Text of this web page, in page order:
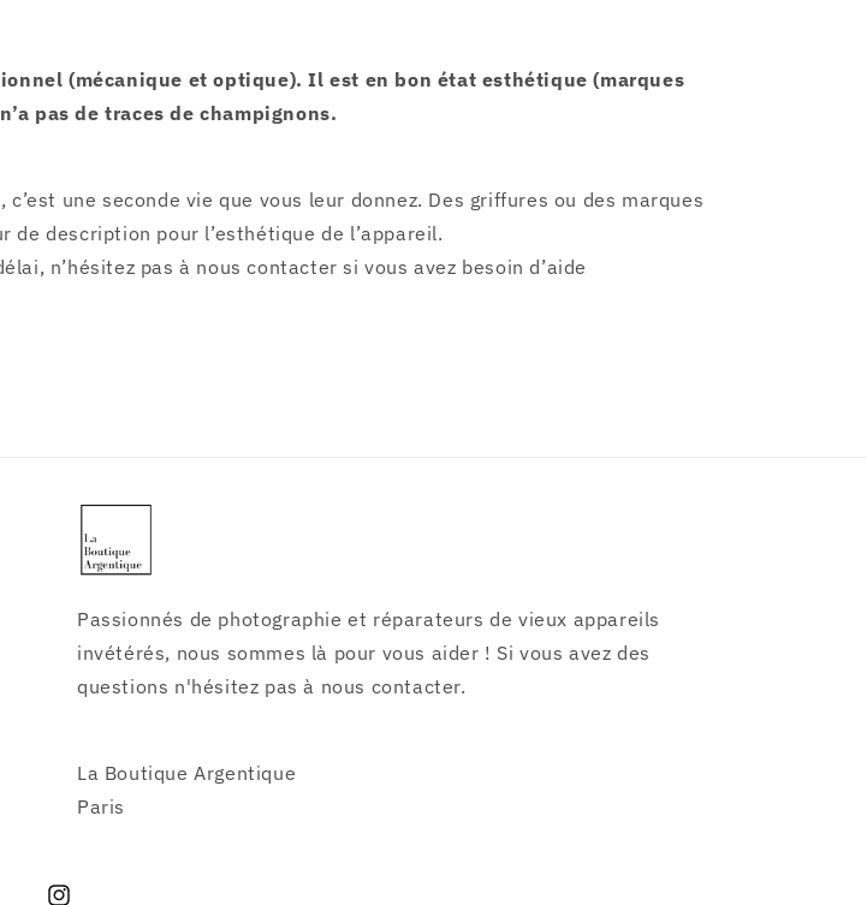
(mécanique et optique). Il est en bon état esthétique (marques
pas de traces de champignons.
une seconde vie que vous leur donnez. Des griffures ou des marques
description pour l’esthétique de l’appareil.
n’hésitez pas à nous contacter si vous avez besoin d’aide
Passionnés de photographie et réparateurs de vieux appareils
invétérés, nous sommes là pour vous aider ! Si vous avez des
questions n'hésitez pas à nous contacter.
La Boutique Argentique
Paris